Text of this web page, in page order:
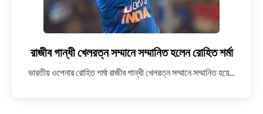
১২
link
রাজীব
রাজীব গান্ধী খেলরত্ন সম্মানে সম্মানিত হলেন রোহিত শর্মা
ভারতীয় ওপেনার রোহিত শর্মা রাজীব গান্ধী খেলরত্ন সম্মানে সম্মানিত হয়ে...